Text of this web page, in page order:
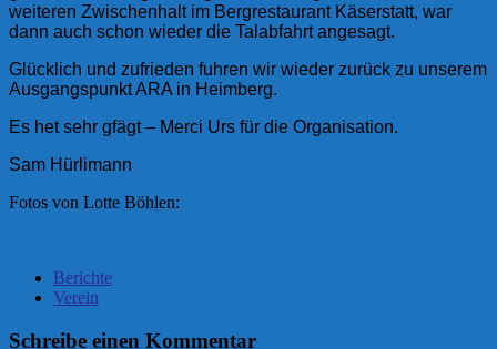
weiteren Zwischenhalt im Bergrestaurant Käserstatt, war
dann auch schon wieder die Talabfahrt angesagt.
Glücklich und zufrieden fuhren wir wieder zurück zu unserem
Ausgangspunkt ARA in Heimberg.
Es het sehr gfägt – Merci Urs für die Organisation.
Sam Hürlimann
Fotos von Lotte Böhlen:
Berichte
Verein
Schreibe einen Kommentar